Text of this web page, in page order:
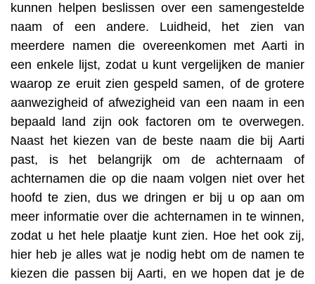
kunnen helpen beslissen over een samengestelde
naam of een andere. Luidheid, het zien van
meerdere namen die overeenkomen met Aarti in
een enkele lijst, zodat u kunt vergelijken de manier
waarop ze eruit zien gespeld samen, of de grotere
aanwezigheid of afwezigheid van een naam in een
bepaald land zijn ook factoren om te overwegen.
Naast het kiezen van de beste naam die bij Aarti
past, is het belangrijk om de achternaam of
achternamen die op die naam volgen niet over het
hoofd te zien, dus we dringen er bij u op aan om
meer informatie over die achternamen in te winnen,
zodat u het hele plaatje kunt zien. Hoe het ook zij,
hier heb je alles wat je nodig hebt om de namen te
kiezen die passen bij Aarti, en we hopen dat je de